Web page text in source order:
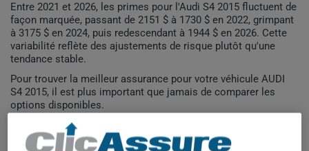
Entre 2021 et 2026, les primes pour l'Audi S4 2015 fluctuent de
façon marquée, passant de 2151 $ à 1730 $ en 2022, grimpant
à 3175 $ en 2024, puis redescendant à 1944 $ en 2026. Cette
variabilité reflète des ajustements de risque plutôt qu'une
tendance stable.
Pour trouver la meilleur assurance pour votre véhicule AUDI
S4 2015, il est plus important que jamais de comparer les
options disponibles.
3 250$